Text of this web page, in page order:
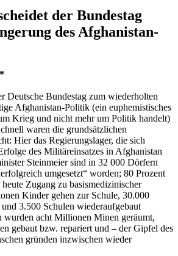
der Bundestag
des Afghanistan-
Deutsche Bundestag zum wiederholten
Afghanistan-Politik (ein euphemistisches
Krieg und nicht mehr um Politik handelt)
waren die grundsätzlichen
Hier das Regierungslager, die sich
des Militäreinsatzes in Afghanistan
Steinmeier sind in 32 000 Dörfern
umgesetzt“ worden; 80 Prozent
Zugang zu basismedizinischer
Kinder gehen zur Schule, 30.000
3.500 Schulen wiederaufgebaut
wurden acht Millionen Minen geräumt,
gebaut bzw. repariert und – der Gipfel des
gründen inzwischen wieder